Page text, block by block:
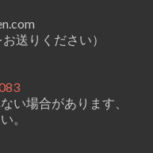
送りください）
い場合があります、
。